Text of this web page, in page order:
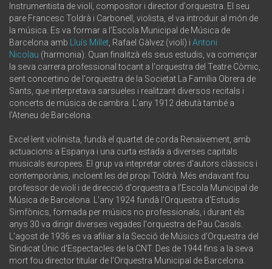
Instrumentista de violí, compositor i director d'orquestra. El seu
pare Francesc Toldrà i Carbonell, violista, el va introduir al món de
la música. Es va formar a l’Escola Municipal de Música de
Barcelona amb
Lluís Millet , Rafael Gàlvez (violí) i Antoni
Nicolau (harmonia). Quan finalitzà els seus estudis, va començar
la seva carrera professional tocant a l'orquestra del Teatre Còmic,
sent concertino de l'orquestra de la Societat La Família Obrera de
Sants, que interpretava sarsueles i realitzant diversos recitals i
concerts de música de cambra. L'any 1912 debutà també a
l'Ateneu de Barcelona.
Excel·lent violinista, fundà el quartet de corda Renaixement, amb
actuacions a Espanya i una curta estada a diverses capitals
musicals europees. El grup va intepretar obres d'autors clàssics i
contemporànis, incloent les del propi Toldrà. Més endavant fou
professor de violí i de direcció d'orquestra a l’Escola Municipal de
Música de Barcelona. L'any 1924 fundà l'Orquestra d'Estudis
Simfònics, formada per músics no professionals, i durant els
anys 30 va dirigir diverses vegades l'orquestra de Pau Casals.
L'agost de 1936 es va afiliar a la Secció de Músics d'Orquestra del
Sindicat Únic d'Espectacles de la CNT. Des de 1944 fins a la seva
mort fou director titular de l’Orquestra Municipal de Barcelona.